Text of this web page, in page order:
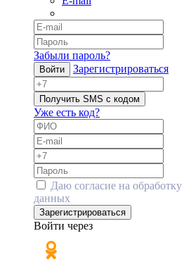
Забыли пароль?
Войти Зарегистрироваться
Получить SMS с кодом
Уже есть код?
Даю согласие на обработку
данных
Зарегистрироваться
Войти через